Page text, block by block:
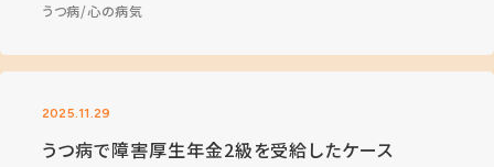
うつ病 心の病気
2025.11.29
うつ病で障害厚生年金2級を受給したケース